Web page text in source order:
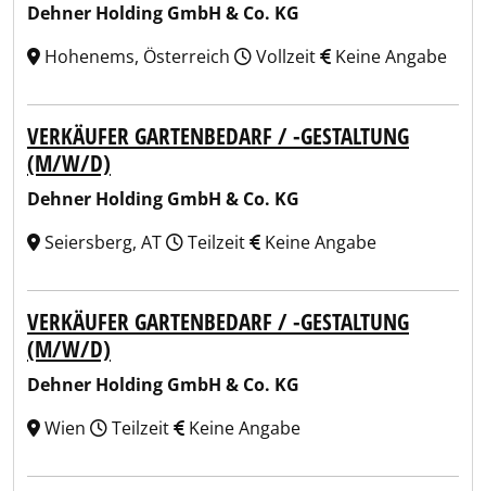
Dehner Holding GmbH & Co. KG
Hohenems, Österreich
Vollzeit Keine Angabe
VERKÄUFER GARTENBEDARF / -GESTALTUNG
(M/W/D)
Dehner Holding GmbH & Co. KG
Seiersberg, AT
Teilzeit Keine Angabe
VERKÄUFER GARTENBEDARF / -GESTALTUNG
(M/W/D)
Dehner Holding GmbH & Co. KG
Wien
Teilzeit Keine Angabe